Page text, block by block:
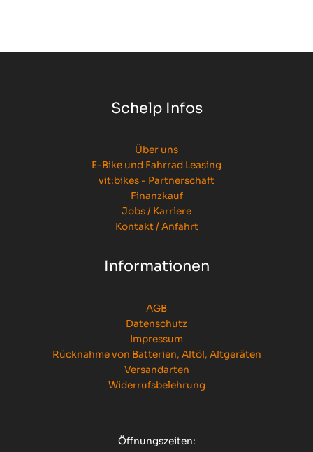
Schelp Infos
Über uns
E-Bike und Fahrrad Leasing
vit:bikes - Partnerschaft
Finanzkauf
Jobs / Karriere
Kontakt / Anfahrt
Informationen
AGB
Datenschutz
Impressum
Rücknahme von Batterien, Altöl, Altgeräten
Versandarten
Widerrufsbelehrung
Öffnungszeiten: